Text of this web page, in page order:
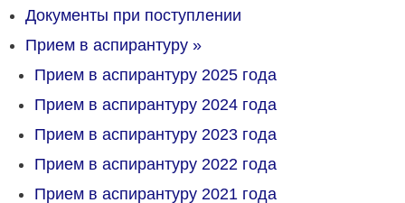
Документы при поступлении
Прием в аспирантуру »
Прием в аспирантуру 2025 года
Прием в аспирантуру 2024 года
Прием в аспирантуру 2023 года
Прием в аспирантуру 2022 года
Прием в аспирантуру 2021 года